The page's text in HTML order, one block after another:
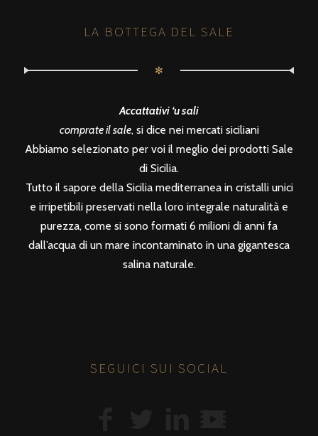
LA BOTTEGA DEL SALE
✻
Accattativi ‘u sali
comprate il sale, si dice nei mercati siciliani
Abbiamo selezionato per voi il meglio dei prodotti Sale
di Sicilia.
Tutto il sapore della Sicilia mediterranea in cristalli unici
e irripetibili preservati nella loro integrale naturalità e
purezza, come si sono formati 6 milioni di anni fa
dall’acqua di un mare incontaminato in una gigantesca
salina naturale.
SEGUICI SUI SOCIAL